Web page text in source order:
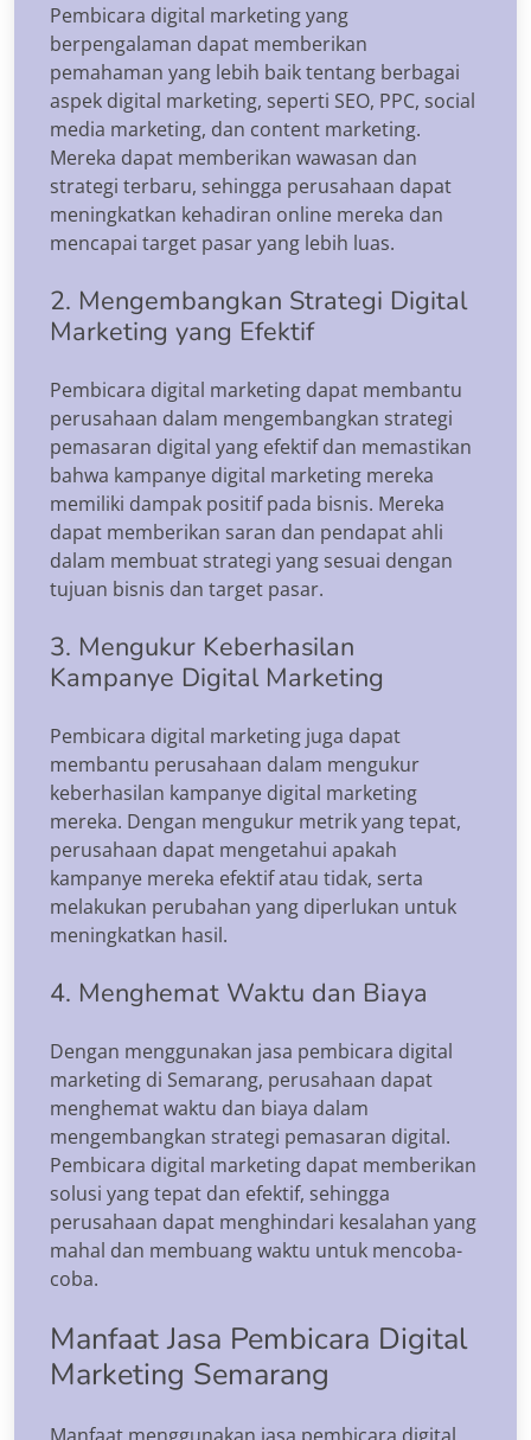
Pembicara digital marketing yang
berpengalaman dapat memberikan
pemahaman yang lebih baik tentang berbagai
aspek digital marketing, seperti SEO, PPC, social
media marketing, dan content marketing.
Mereka dapat memberikan wawasan dan
strategi terbaru, sehingga perusahaan dapat
meningkatkan kehadiran online mereka dan
mencapai target pasar yang lebih luas.
2. Mengembangkan Strategi Digital
Marketing yang Efektif
Pembicara digital marketing dapat membantu
perusahaan dalam mengembangkan strategi
pemasaran digital yang efektif dan memastikan
bahwa kampanye digital marketing mereka
memiliki dampak positif pada bisnis. Mereka
dapat memberikan saran dan pendapat ahli
dalam membuat strategi yang sesuai dengan
tujuan bisnis dan target pasar.
3. Mengukur Keberhasilan
Kampanye Digital Marketing
Pembicara digital marketing juga dapat
membantu perusahaan dalam mengukur
keberhasilan kampanye digital marketing
mereka. Dengan mengukur metrik yang tepat,
perusahaan dapat mengetahui apakah
kampanye mereka efektif atau tidak, serta
melakukan perubahan yang diperlukan untuk
meningkatkan hasil.
4. Menghemat Waktu dan Biaya
Dengan menggunakan jasa pembicara digital
marketing di Semarang, perusahaan dapat
menghemat waktu dan biaya dalam
mengembangkan strategi pemasaran digital.
Pembicara digital marketing dapat memberikan
solusi yang tepat dan efektif, sehingga
perusahaan dapat menghindari kesalahan yang
mahal dan membuang waktu untuk mencoba-
coba.
Manfaat Jasa Pembicara Digital
Marketing Semarang